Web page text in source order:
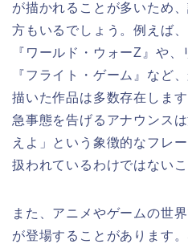
が描かれることが多いため
方もいるでしょう。例えば
『ワールド・ウォーZ』や
『フライト・ゲーム』など
描いた作品は多数存在しま
急事態を告げるアナウンス
えよ」という象徴的なフレ
扱われているわけではないこ
また、アニメやゲームの世
が登場することがあります